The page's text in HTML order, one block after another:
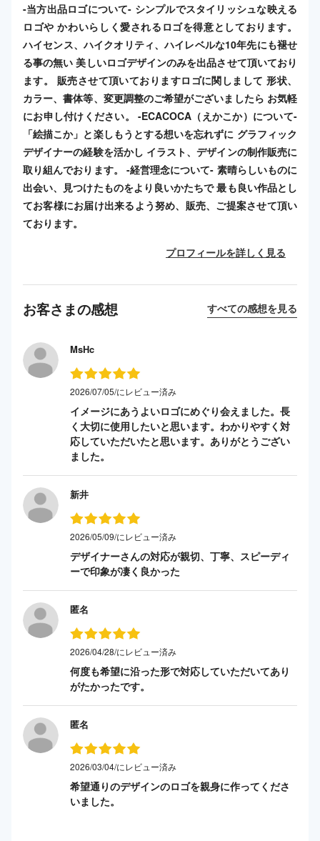
-当方出品ロゴについて- シンプルでスタイリッシュな映える
ロゴや かわいらしく愛されるロゴを得意としております。
ハイセンス、ハイクオリティ、ハイレベルな10年先にも褪せ
る事の無い 美しいロゴデザインのみを出品させて頂いており
ます。 販売させて頂いておりますロゴに関しまして 形状、
カラー、書体等、変更調整のご希望がございましたら お気軽
にお申し付けください。 -ECACOCA（えかこか）について-
「絵描こか」と楽しもうとする想いを忘れずに グラフィック
デザイナーの経験を活かし イラスト、デザインの制作販売に
取り組んでおります。 -経営理念について- 素晴らしいものに
出会い、見つけたものをより良いかたちで 最も良い作品とし
てお客様にお届け出来るよう努め、販売、ご提案させて頂い
ております。
プロフィールを詳しく見る
お客さまの感想 すべての感想を見る
MsHc
2026/07/05/にレビュー済み
イメージにあうよいロゴにめぐり会えました。長
く大切に使用したいと思います。わかりやすく対
応していただいたと思います。ありがとうござい
ました。
新井
2026/05/09/にレビュー済み
デザイナーさんの対応が親切、丁寧、スピーディ
ーで印象が凄く良かった
匿名
2026/04/28/にレビュー済み
何度も希望に沿った形で対応していただいてあり
がたかったです。
匿名
2026/03/04/にレビュー済み
希望通りのデザインのロゴを親身に作ってくださ
いました。